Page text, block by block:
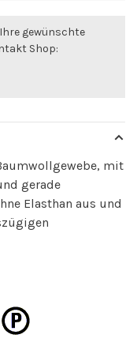
gewünschte
Shop:
mit
gerade
Elasthan aus und